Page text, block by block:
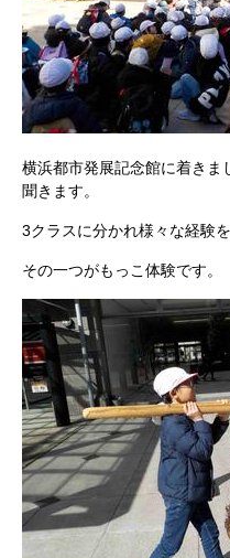
横浜都市発展記念館に着きま
聞きます。
3クラスに分かれ様々な経験を
その一つがもっこ体験です。